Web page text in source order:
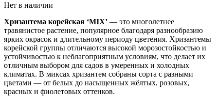
Нет в наличии
Хризантема корейская ‘MIX’ — это многолетнее
травянистое растение, популярное благодаря разнообразию
ярких окрасок и длительному периоду цветения. Хризантемы
корейской группы отличаются высокой морозостойкостью и
устойчивостью к неблагоприятным условиям, что делает их
отличным выбором для садов в умеренных и холодных
климатах. В миксах хризантем собраны сорта с разными
цветами — от белых до насыщенных жёлтых, розовых,
красных и фиолетовых оттенков.